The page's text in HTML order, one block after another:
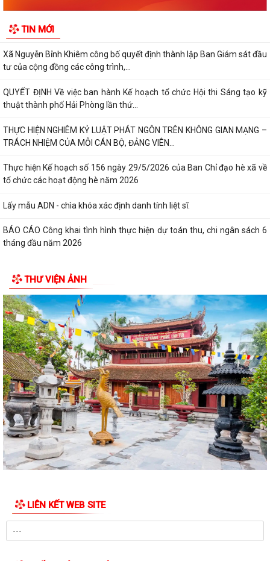
TIN MỚI
QUYỀN ĐỊA PHƯƠNG 02 CẤP
Xã Nguyễn Bỉnh Khiêm công bố quyết định thành lập Ban Giám sát đầu
tư của cộng đồng các công trình,...
QUYẾT ĐỊNH Về việc ban hành Kế hoạch tổ chức Hội thi Sáng tạo kỹ
thuật thành phố Hải Phòng lần thứ...
THỰC HIỆN NGHIÊM KỶ LUẬT PHÁT NGÔN TRÊN KHÔNG GIAN MẠNG –
TRÁCH NHIỆM CỦA MỖI CÁN BỘ, ĐẢNG VIÊN...
Thực hiện Kế hoạch số 156 ngày 29/5/2026 của Ban Chỉ đạo hè xã về
tổ chức các hoạt động hè năm 2026
Lấy mẫu ADN - chìa khóa xác định danh tính liệt sĩ.
BÁO CÁO Công khai tình hình thực hiện dự toán thu, chi ngân sách 6
tháng đầu năm 2026
2026
ĐẠI BIỂU HỘI ĐỒNG NHÂN DÂN KHÓA II, NHIỆM KỲ 2026 -2031 TIẾP
XÚC CỬ TRI CHUẨN BỊ KỲ HỌP THƯỜNG LỆ...
Công điện phòng chống bão số 1 (Bão MAYSAK) và mưa lũ sau bão
THÔNG BÁO Lịch tiếp công dân định kỳ của Chủ tịch Ủy ban nhân dân
xã Quý III, IV năm 2026
Bộ Chính trị tổ chức hội nghị toàn quốc sơ kết 1 năm vận hành mô hình
tổ chức tổng thể của hệ...
Luật sửa đổi bổ sung một số điều của Luật Tiếp công dân, luật khiếu
nại, luật tố cáo
Chiến dịch “500 ngày đêm đẩy mạnh thực hiện tìm kiếm, quy tập và
xác định danh tính hài cốt liệt...
THƯ VIỆN ẢNH
LIÊN KẾT WEB SITE